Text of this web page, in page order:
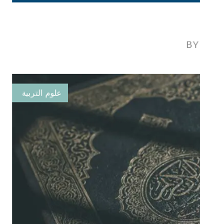
BY
علوم التربية